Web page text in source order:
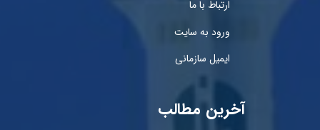
ارتباط با ما
ورود به سایت
ایمیل سازمانی
آخرین مطالب